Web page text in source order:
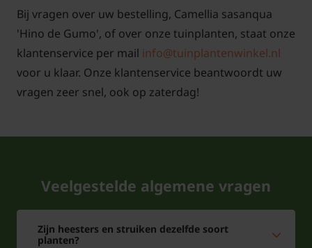
Bij vragen over uw bestelling, Camellia sasanqua
'Hino de Gumo', of over onze tuinplanten, staat onze
klantenservice per mail info@tuinplantenwinkel.nl
voor u klaar. Onze klantenservice beantwoordt uw
vragen zeer snel, ook op zaterdag!
Veelgestelde algemene vragen
Zijn heesters en struiken dezelfde soort
planten?